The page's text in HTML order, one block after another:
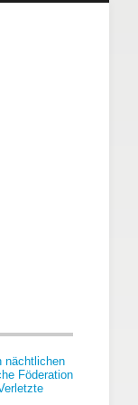
nächtlichen
Föderation